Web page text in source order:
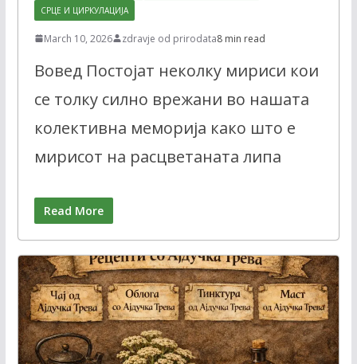
СРЦЕ И ЦИРКУЛАЦИЈА
March 10, 2026 zdravje od prirodata8 min read
Вовед Постојат неколку мириси кои
се толку силно врежани во нашата
колективна меморија како што е
мирисот на расцветаната липа
Read More